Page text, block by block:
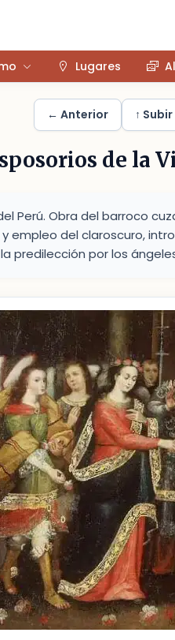
Lugares
← Anterior ↑ Subir
de la
Perú. Obra del barroco
empleo del claroscuro,
predilección por los